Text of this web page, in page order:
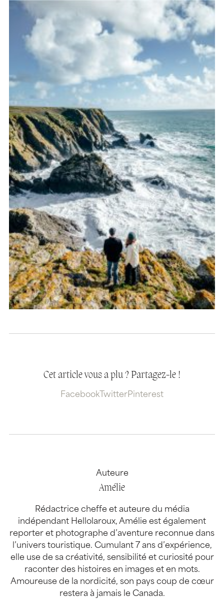
Cet article vous a plu ? Partagez-le !
Facebook TwitterPinterest
Auteure
Amélie
Rédactrice cheffe et auteure du média
indépendant Hellolaroux, Amélie est également
reporter et photographe d’aventure reconnue dans
l’univers touristique. Cumulant 7 ans d’expérience,
elle use de sa créativité, sensibilité et curiosité pour
raconter des histoires en images et en mots.
Amoureuse de la nordicité, son pays coup de cœur
restera à jamais le Canada.